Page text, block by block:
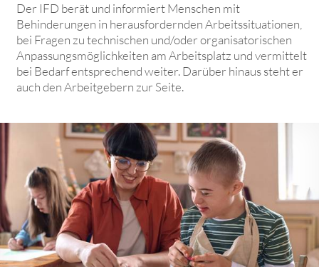
Der IFD berät und informiert Menschen mit
Behinderungen in herausfordernden Arbeitssituationen,
bei Fragen zu technischen und/oder organisatorischen
Anpassungs­möglichkeiten am Arbeitsplatz und vermittelt
bei Bedarf entsprechend weiter. Darüber hinaus steht er
auch den Arbeitgebern zur Seite.